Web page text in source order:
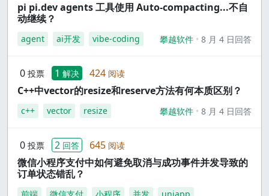
pi pi.dev agents 工具使用 Auto-compacting...不自
动继续？
agent ai开发 vibe-coding 攀越软件 8 月 4 日回答
0 投票 1 解决 424 阅读
C++中vector的resize和reserve方法有何本质区别？
c++ vector resize 攀越软件 8 月 4 日回答
0 投票 2 回答 645 阅读
微信小程序支付中如何避免取消与成功事件并发导致的
订单状态错乱？